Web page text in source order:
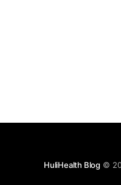
HuliHealth Blog ©